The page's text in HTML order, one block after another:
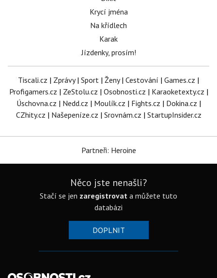
Krycí jména
Na křídlech
Karak
Jízdenky, prosím!
Tiscali.cz | Zprávy| Sport | Ženy| Cestování | Games.cz |
Profigamers.cz | ZeStolu.cz | Osobnosti.cz | Karaoketexty.cz |
Úschovna.cz | Nedd.cz | Moulík.cz | Fights.cz | Dokina.cz |
CZhity.cz | Našepeníze.cz | Srovnám.cz | StartupInsider.cz
Partneři: Heroine
Něco jste nenašli?
Stačí se jen zaregistrovat a můžete tuto
databázi
DOPLNIT